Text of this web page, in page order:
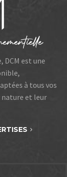
DCM est une
à tous vos
nature et leur